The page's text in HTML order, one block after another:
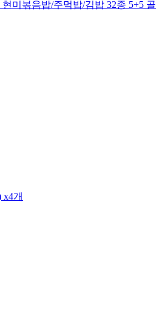
미볶음밥/주먹밥/김밥 32종 5+5 골
x4개